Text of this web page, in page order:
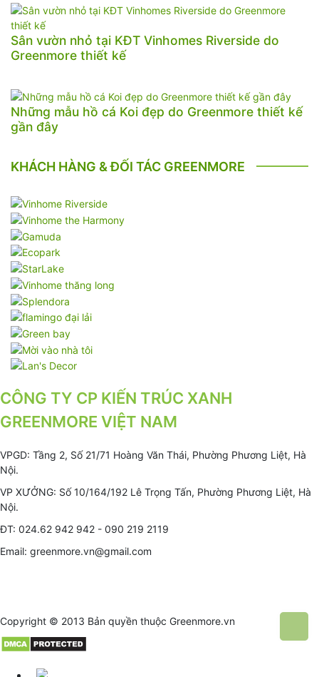
Sân vườn nhỏ tại KĐT Vinhomes Riverside do
Greenmore thiết kế
Những mẫu hồ cá Koi đẹp do Greenmore thiết kế
gần đây
KHÁCH HÀNG & ĐỐI TÁC GREENMORE
CÔNG TY CP KIẾN TRÚC XANH
GREENMORE VIỆT NAM
VPGD: Tầng 2, Số 21/71 Hoàng Văn Thái, Phường Phương Liệt, Hà
Nội.
VP XƯỞNG: Số 10/164/192 Lê Trọng Tấn, Phường Phương Liệt, Hà
Nội.
ĐT: 024.62 942 942 - 090 219 2119
Email: greenmore.vn@gmail.com
Copyright © 2013 Bản quyền thuộc Greenmore.vn